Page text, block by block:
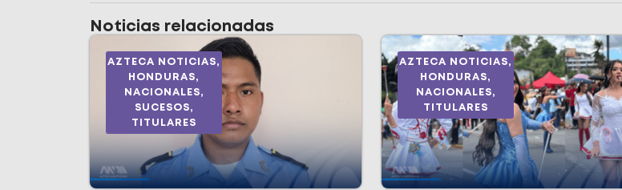
Noticias relacionadas
AZTECA NOTICIAS,
HONDURAS,
NACIONALES,
SUCESOS,
TITULARES
AZTECA NOTICIAS,
HONDURAS,
NACIONALES,
TITULARES